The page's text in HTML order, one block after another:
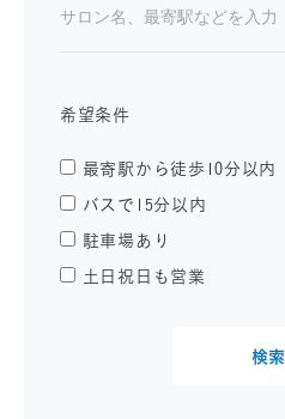
希望条件
最寄駅から徒歩10分以内
バスで15分以内
駐車場あり
土日祝日も営業
検索